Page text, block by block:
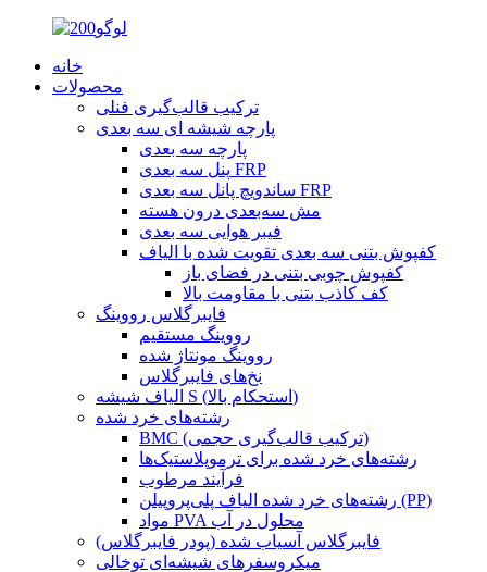
خانه
محصولات
ترکیب قالب‌گیری فنلی
پارچه شیشه ای سه بعدی
پارچه سه بعدی
پنل سه بعدی FRP
ساندویچ پانل سه بعدی FRP
مش سه‌بعدی درون هسته
فیبر هوایی سه بعدی
کفپوش بتنی سه بعدی تقویت شده با الیاف
کفپوش چوبی بتنی در فضای باز
کف کاذب بتنی با مقاومت بالا
فایبرگلاس رووینگ
رووینگ مستقیم
رووینگ مونتاژ شده
نخ‌های فایبرگلاس
الیاف شیشه S (استحکام بالا)
رشته‌های خرد شده
BMC (ترکیب قالب‌گیری حجمی)
رشته‌های خرد شده برای ترموپلاستیک‌ها
فرآیند مرطوب
رشته‌های خرد شده الیاف پلی‌پروپیلن (PP)
مواد PVA محلول در آب
فایبرگلاس آسیاب شده (پودر فایبرگلاس)
میکروسفرهای شیشه‌ای توخالی